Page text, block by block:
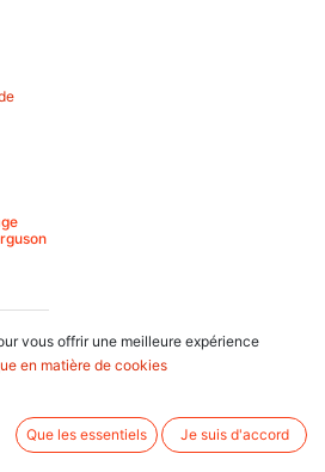
vous offrir une meilleure expérience
en matière de cookies
Que les essentiels Je suis d'accord